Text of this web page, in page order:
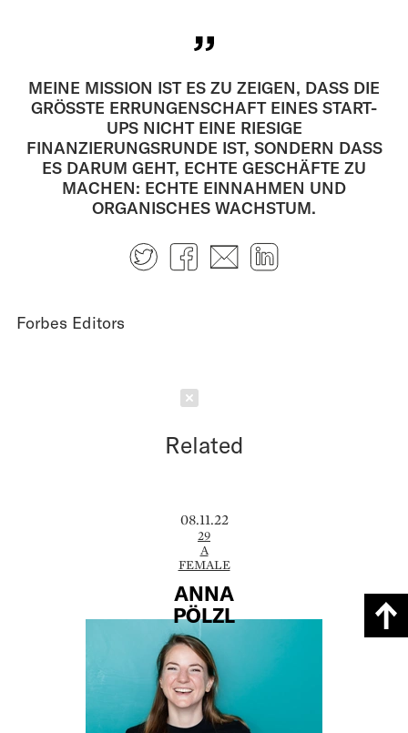
MEINE MISSION IST ES ZU ZEIGEN, DASS DIE
GRÖSSTE ERRUNGENSCHAFT EINES START-
UPS NICHT EINE RIESIGE
FINANZIERUNGSRUNDE IST, SONDERN DASS
ES DARUM GEHT, ECHTE GESCHÄFTE ZU
MACHEN: ECHTE EINNAHMEN UND
ORGANISCHES WACHSTUM.
TwitterFacebook
E-mail
Forbes Editors
Related
08.11.22
29
A
FEMALE
ANNA
PÖLZL